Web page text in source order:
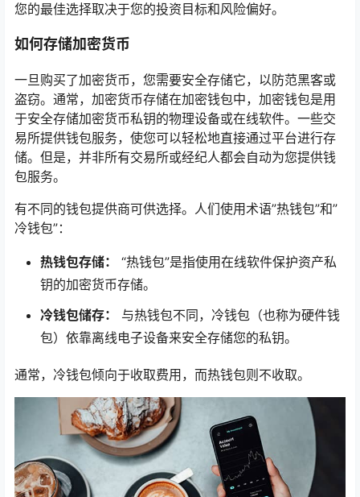
您的最佳选择取决于您的投资目标和风险偏好。
如何存储加密货币
一旦购买了加密货币，您需要安全存储它，以防范黑客或
盗窃。通常，加密货币存储在加密钱包中，加密钱包是用
于安全存储加密货币私钥的物理设备或在线软件。一些交
易所提供钱包服务，使您可以轻松地直接通过平台进行存
储。但是，并非所有交易所或经纪人都会自动为您提供钱
包服务。
有不同的钱包提供商可供选择。人们使用术语”热钱包”和”
冷钱包”：
热钱包存储：
“热钱包”是指使用在线软件保护资产私
钥的加密货币存储。
冷钱包储存：
与热钱包不同，冷钱包（也称为硬件钱
包）依靠离线电子设备来安全存储您的私钥。
通常，冷钱包倾向于收取费用，而热钱包则不收取。